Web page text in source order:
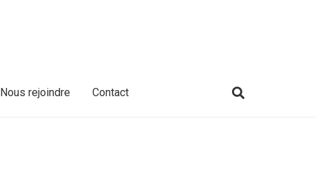
Nous rejoindre Contact